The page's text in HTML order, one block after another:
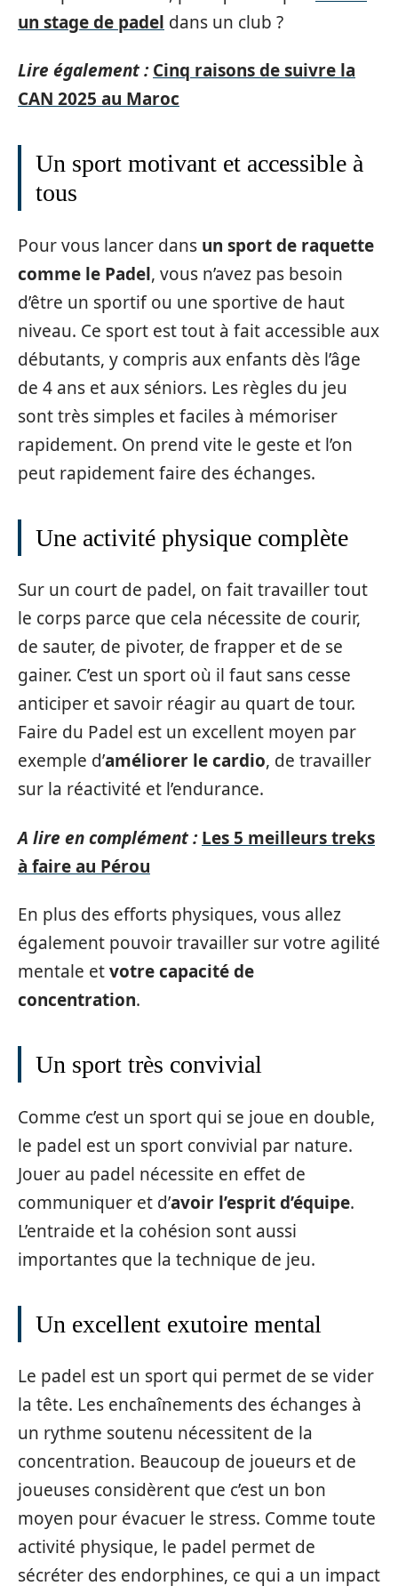
un stage de padel dans un club ?
Lire également : Cinq raisons de suivre la
CAN 2025 au Maroc
Un sport motivant et accessible à
tous
Pour vous lancer dans un sport de raquette
comme le Padel, vous n’avez pas besoin
d’être un sportif ou une sportive de haut
niveau. Ce sport est tout à fait accessible aux
débutants, y compris aux enfants dès l’âge
de 4 ans et aux séniors. Les règles du jeu
sont très simples et faciles à mémoriser
rapidement. On prend vite le geste et l’on
peut rapidement faire des échanges.
Une activité physique complète
Sur un court de padel, on fait travailler tout
le corps parce que cela nécessite de courir,
de sauter, de pivoter, de frapper et de se
gainer. C’est un sport où il faut sans cesse
anticiper et savoir réagir au quart de tour.
Faire du Padel est un excellent moyen par
exemple d’améliorer le cardio, de travailler
sur la réactivité et l’endurance.
A lire en complément : Les 5 meilleurs treks
à faire au Pérou
En plus des efforts physiques, vous allez
également pouvoir travailler sur votre agilité
mentale etvotre capacité de
concentration.
Un sport très convivial
Comme c’est un sport qui se joue en double,
le padel est un sport convivial par nature.
Jouer au padel nécessite en effet de
communiquer et d’avoir l’esprit d’équipe.
L’entraide et la cohésion sont aussi
importantes que la technique de jeu.
Un excellent exutoire mental
Le padel est un sport qui permet de se vider
la tête. Les enchaînements des échanges à
un rythme soutenu nécessitent de la
concentration. Beaucoup de joueurs et de
joueuses considèrent que c’est un bon
moyen pour évacuer le stress. Comme toute
activité physique, le padel permet de
sécréter des endorphines, ce qui a un impact